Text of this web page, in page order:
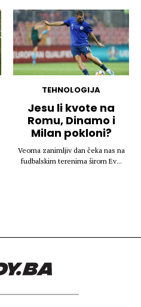
TEHNOLOGIJA
Jesu li kvote na
Romu, Dinamo i
Milan pokloni?
Veoma zanimljiv dan čeka nas na
fudbalskim terenima širom Ev...